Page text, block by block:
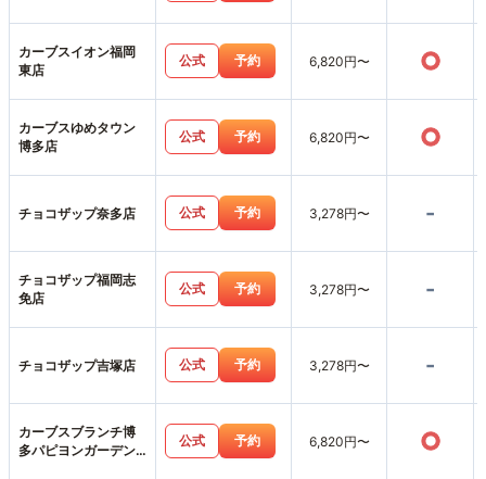
カーブスイオン福岡
東店
公式 予約 6,820円〜 ○
カーブスゆめタウン
博多店
公式 予約 6,820円〜 ○
チョコザップ奈多店 公式 予約 3,278円〜 -
チョコザップ福岡志
免店
公式 予約 3,278円〜 -
チョコザップ吉塚店 公式 予約 3,278円〜 -
カーブスブランチ博
多パピヨンガーデン
公式 予約 6,820円〜 ○